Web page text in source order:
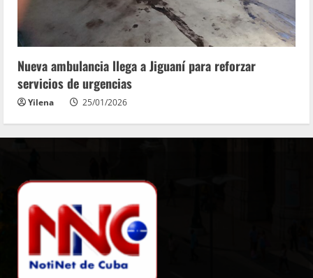
Nueva ambulancia llega a Jiguaní para reforzar
servicios de urgencias
Yilena 25/01/2026